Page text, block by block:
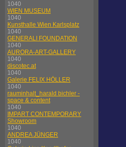
1040
WIEN MUSEUM
1040
Kunsthalle Wien Karlsplatz
1040
GENERALI FOUNDATION
1040
AURORA-ART-GALLERY
1040
discotec.at
1040
Galerie FELIX HÖLLER
1040
rauminhalt_harald bichler -
space & content
1040
IMPART CONTEMPORARY
Showroom
1040
ANDREA JÜNGER
1040